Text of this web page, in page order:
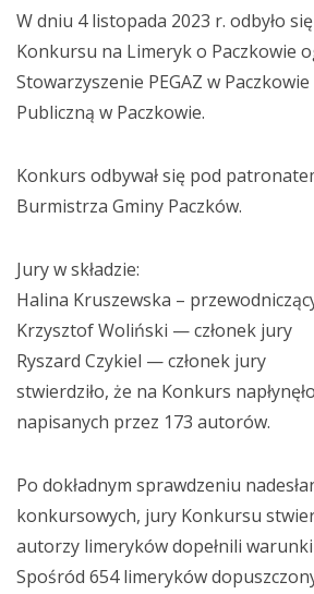
W dniu 4 listopada 2023 r. odbyło
Konkursu na Limeryk o Paczkowie
Stowarzyszenie PEGAZ w
Publiczną w Paczkowie.
Konkurs odbywał się pod
Burmistrza Gminy Paczków.
Jury w składzie:
Halina Kruszewska –
Krzysztof Woliński — członek jury
Ryszard Czykiel — członek jury
stwierdziło, że na Konkurs
napisanych przez 173 autorów.
Po dokładnym sprawdzeniu
konkursowych, jury Konkursu
autorzy limeryków dopełnili
Spośród 654 limeryków